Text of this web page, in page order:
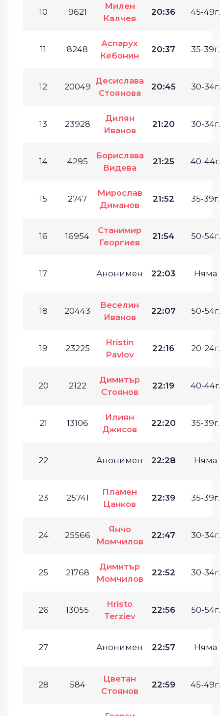
10 9621
Милен
Калчев
20:36 45-49г.
11 8248
Аспарух
Кебонин
20:37 35-39г.
12 20049
Десислава
Стоянова
20:45 30-34г.
13 23928
Дилян
Иванов
21:20 30-34г.
14 4295
Борислава
Видева
21:25 40-44г.
15 2747
Мирослав
Диманов
21:52 35-39г.
16 16954
Станимир
Георгиев
21:54 50-54г.
17 Анонимен 22:03 Няма
18 20443
Веселин
Иванов
22:07 50-54г.
19 23225
Hristin
Pavlov
22:16 20-24г.
20 2122
Димитър
Стоянов
22:19 40-44г.
21 13106
Илиян
Джисов
22:20 35-39г.
22 Анонимен 22:28 Няма
23 25741
Пламен
Цанков
22:39 35-39г.
24 25566
Янчо
Момчилов
22:47 30-34г.
25 21768
Димитър
Момчилов
22:52 30-34г.
26 13055
Hristo
Terziev
22:56 50-54г.
27 Анонимен 22:57 Няма
28 584
Цветан
Стоянов
22:59 45-49г.